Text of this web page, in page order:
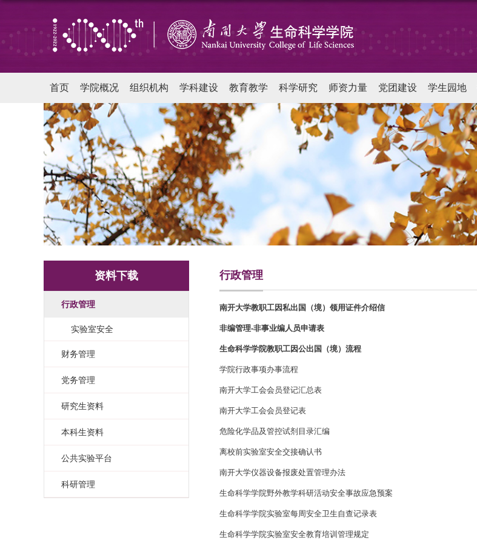
首页 学院概况 组织机构 学科建设 教育教学 科学研究 师资力量 党团建设 学生园地
资料下载
行政管理
实验室安全
财务管理
党务管理
研究生资料
本科生资料
公共实验平台
科研管理
行政管理
南开大学教职工因私出国（境）领用证件介绍信
非编管理-非事业编人员申请表
生命科学学院教职工因公出国（境）流程
学院行政事项办事流程
南开大学工会会员登记汇总表
南开大学工会会员登记表
危险化学品及管控试剂目录汇编
离校前实验室安全交接确认书
南开大学仪器设备报废处置管理办法
生命科学学院野外教学科研活动安全事故应急预案
生命科学学院实验室每周安全卫生自查记录表
生命科学学院实验室安全教育培训管理规定